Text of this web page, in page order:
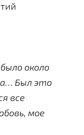
около
Был это
все
мое